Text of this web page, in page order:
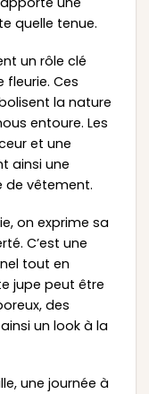
quelle tenue.
un rôle clé
fleurie. Ces
la nature
entoure. Les
et une
ainsi une
de vêtement.
on exprime sa
C’est une
tout en
jupe peut être
des
un look à la
une journée à